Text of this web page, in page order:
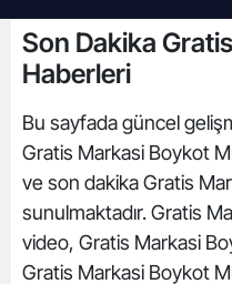
Son Dakika
Haberleri
Bu sayfada güncel
Gratis Markasi Boykot
ve son dakika Gratis
sunulmaktadır. Gratis
video, Gratis Markasi
Gratis Markasi Boykot